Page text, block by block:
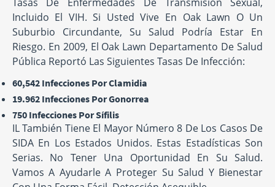
Incluido El VIH. Si Usted Vive En Oak Lawn O Un
Suburbio Circundante, Su Salud Podría Estar En
Riesgo. En 2009, El Oak Lawn Departamento De Salud
Pública Reportó Las Siguientes Tasas De Infección:
60,542 Infecciones Por Clamidia
19.962 Infecciones Por Gonorrea
750 Infecciones Por Sífilis
IL También Tiene El Mayor Número 8 De Los Casos De
SIDA En Los Estados Unidos. Estas Estadísticas Son
Serias. No Tener Una Oportunidad En Su Salud.
Vamos A Ayudarle A Proteger Su Salud Y Bienestar